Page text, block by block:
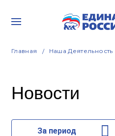
Главная Наша Деятельность
Новости
За период